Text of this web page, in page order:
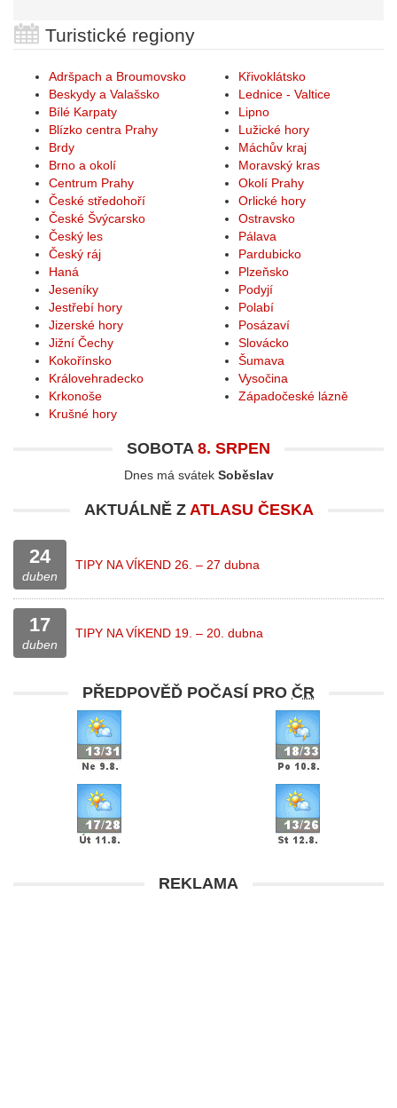
Turistické regiony
Adršpach a Broumovsko
Beskydy a Valašsko
Bílé Karpaty
Blízko centra Prahy
Brdy
Brno a okolí
Centrum Prahy
České středohoří
České Švýcarsko
Český les
Český ráj
Haná
Jeseníky
Jestřebí hory
Jizerské hory
Jižní Čechy
Kokořínsko
Královehradecko
Krkonoše
Krušné hory
Křivoklátsko
Lednice - Valtice
Lipno
Lužické hory
Máchův kraj
Moravský kras
Okolí Prahy
Orlické hory
Ostravsko
Pálava
Pardubicko
Plzeňsko
Podyjí
Polabí
Posázaví
Slovácko
Šumava
Vysočina
Západočeské lázně
SOBOTA 8. SRPEN
Dnes má svátek Soběslav
AKTUÁLNĚ Z ATLASU ČESKA
24
duben
TIPY NA VÍKEND 26. – 27 dubna
17
duben
TIPY NA VÍKEND 19. – 20. dubna
PŘEDPOVĚĎ POČASÍ PRO ČR
REKLAMA